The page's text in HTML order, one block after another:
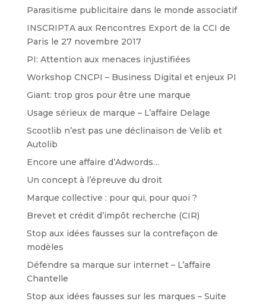
Parasitisme publicitaire dans le monde associatif
INSCRIPTA aux Rencontres Export de la CCI de
Paris le 27 novembre 2017
PI: Attention aux menaces injustifiées
Workshop CNCPI – Business Digital et enjeux PI
Giant: trop gros pour être une marque
Usage sérieux de marque – L’affaire Delage
Scootlib n’est pas une déclinaison de Velib et
Autolib
Encore une affaire d’Adwords…
Un concept à l’épreuve du droit
Marque collective : pour qui, pour quoi ?
Brevet et crédit d’impôt recherche (CIR)
Stop aux idées fausses sur la contrefaçon de
modèles
Défendre sa marque sur internet – L’affaire
Chantelle
Stop aux idées fausses sur les marques – Suite